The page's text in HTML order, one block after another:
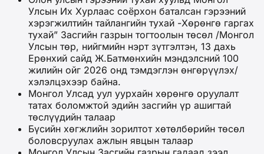
Улсын Их Хурлаас соёрхон баталсан гэрээний
хэрэгжилтийн тайлангийн тухай -Хөрөнгө гаргах
тухай” Засгийн газрын тогтоолын төсөл /Монгол
Улсын төр, нийгмийн нэрт зүтгэлтэн, 13 дахь
Ерөнхий сайд Ж.Батмөнхийн мэндэлсний 100
жилийн ойг 2026 онд тэмдэглэн өнгөрүүлэх/
хэлэлцэхээр байна.
Монгол Улсад уул уурхайн хөрөнгө оруулалт
татах боломжтой эдийн засгийн үр ашигтай
төслүүдийн талаар
Бүсийн хөгжлийн зорилтот хөтөлбөрийн төсөл
боловсруулах ажлын явцын талаар